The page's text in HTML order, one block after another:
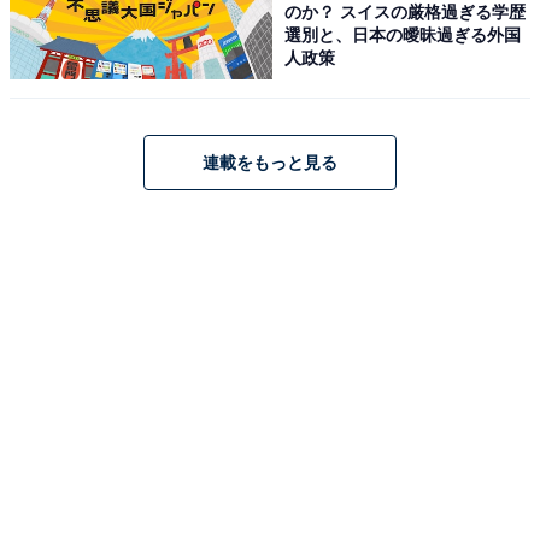
のか？ スイスの厳格過ぎる学歴
選別と、日本の曖昧過ぎる外国
人政策
連載をもっと見る